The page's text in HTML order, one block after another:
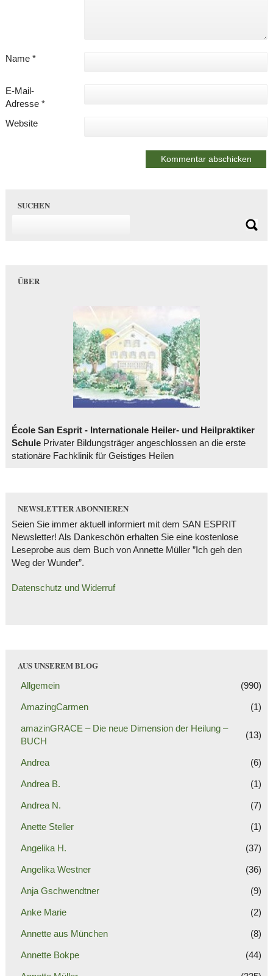
Name *
E-Mail-
Adresse *
Website
SUCHEN
ÜBER
École San Esprit - Internationale Heiler- und Heilpraktiker
SchulePrivater Bildungsträger angeschlossen an die erste
stationäre Fachklinik für Geistiges Heilen
NEWSLETTER ABONNIEREN
Seien Sie immer aktuell informiert mit dem SAN ESPRIT
Newsletter! Als Dankeschön erhalten Sie eine kostenlose
Leseprobe aus dem Buch von Annette Müller ”Ich geh den
Weg der Wunder”.
Datenschutz und Widerruf
AUS UNSEREM BLOG
Allgemein (990)
AmazingCarmen (1)
amazinGRACE – Die neue Dimension der Heilung –
BUCH
(13)
Andrea (6)
Andrea B. (1)
Andrea N. (7)
Anette Steller (1)
Angelika H. (37)
Angelika Westner (36)
Anja Gschwendtner (9)
Anke Marie (2)
Annette aus München (8)
Annette Bokpe (44)